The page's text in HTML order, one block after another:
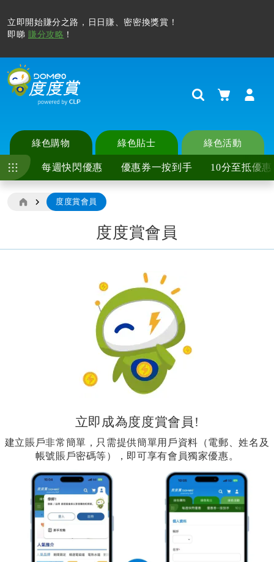
立即開始賺分之路，日日賺、密密換獎賞！
即睇 賺分攻略 ！
Search購物車
綠色購物
每週快閃優惠 優惠券一按到手 10分至抵優惠
綠色貼士 綠色活動
度度賞會員
度度賞會員
立即成為度度賞會員!
建立賬戶非常簡單，只需提供簡單用戶資料（電郵、姓名及
帳號賬戶密碼等），即可享有會員獨家優惠。